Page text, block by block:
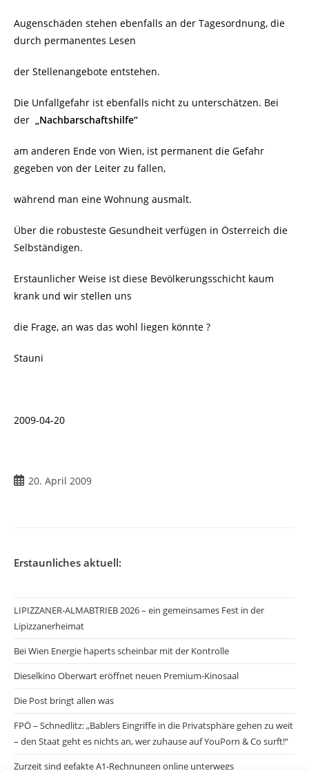
Augenschäden stehen ebenfalls an der Tagesordnung, die
durch permanentes Lesen
der Stellenangebote entstehen.
Die Unfallgefahr ist ebenfalls nicht zu unterschätzen. Bei
der „Nachbarschaftshilfe“
am anderen Ende von Wien, ist permanent die Gefahr
gegeben von der Leiter zu fallen,
während man eine Wohnung ausmalt.
Über die robusteste Gesundheit verfügen in Österreich die
Selbständigen.
Erstaunlicher Weise ist diese Bevölkerungsschicht kaum
krank und wir stellen uns
die Frage, an was das wohl liegen könnte ?
Stauni
2009-04-20
Beitrag
20. April 2009
Erstaunliches aktuell:
LIPIZZANER-ALMABTRIEB 2026 – ein gemeinsames Fest in der
Lipizzanerheimat
Bei Wien Energie haperts scheinbar mit der Kontrolle
Dieselkino Oberwart eröffnet neuen Premium-Kinosaal
Die Post bringt allen was
FPÖ – Schnedlitz: „Bablers Eingriffe in die Privatsphäre gehen zu weit
– den Staat geht es nichts an, wer zuhause auf YouPorn & Co surft!“
Zurzeit sind gefakte A1-Rechnungen online unterwegs